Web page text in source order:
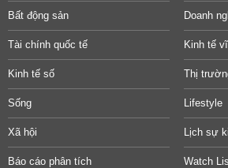
Bất động sản Doanh
Tài chính quốc tế Kinh tế
Kinh tế số Thị
Sống Lifestyle
Xã hội Lịch sự
Báo cáo phân tích Watch